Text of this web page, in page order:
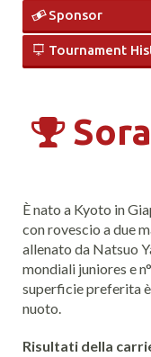
Sponsor
Tournament
È nato a Kyoto in
con rovescio a due
allenato da Natsuo
mondiali juniores e
superficie preferita
nuoto.
Risultati della